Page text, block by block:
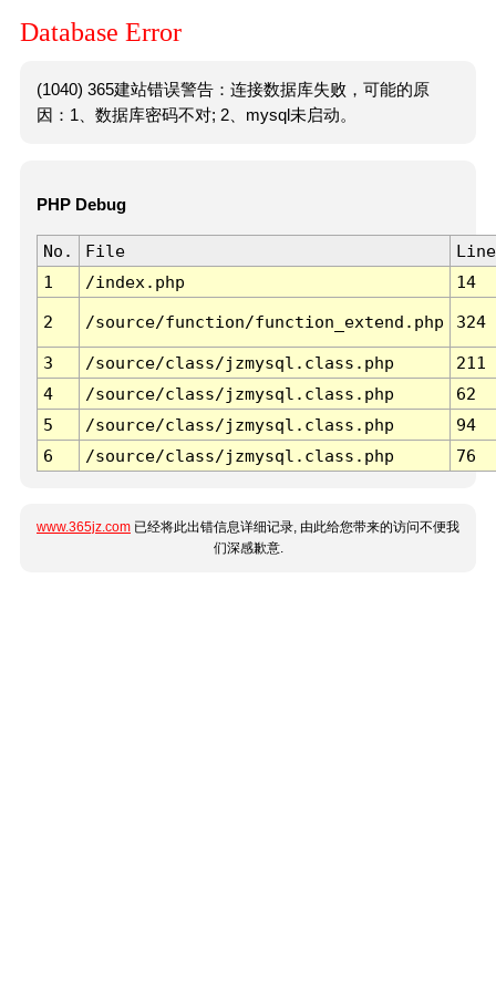
Database Error
(1040) 365建站错误警告：连接数据库失败，可能的原
因：1、数据库密码不对; 2、mysql未启动。
PHP Debug
No. File
Line
1
/index.php 14
2 /source/function/function_extend.php 324
3 /source/class/jzmysql.class.php
211
4
/source/class/jzmysql.class.php
62
5
/source/class/jzmysql.class.php
94
6
/source/class/jzmysql.class.php 76
www.365jz.com 已经将此出错信息详细记录, 由此给您带来的访问不便我
们深感歉意.